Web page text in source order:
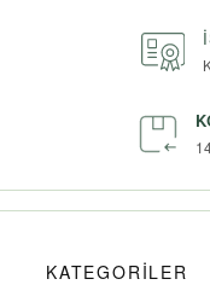
KATEGORİLER